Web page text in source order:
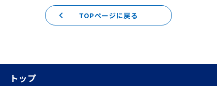
TOPページに戻る
keyboard_arrow_left
トップ